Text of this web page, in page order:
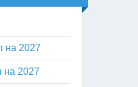
на 2027
на 2027